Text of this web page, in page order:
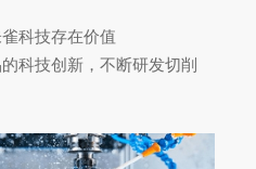
科技存在价值
科技创新，不断研发切削